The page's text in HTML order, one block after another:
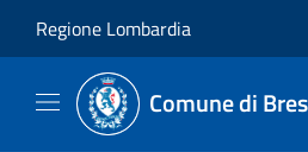
Regione Lombardia
Comune di